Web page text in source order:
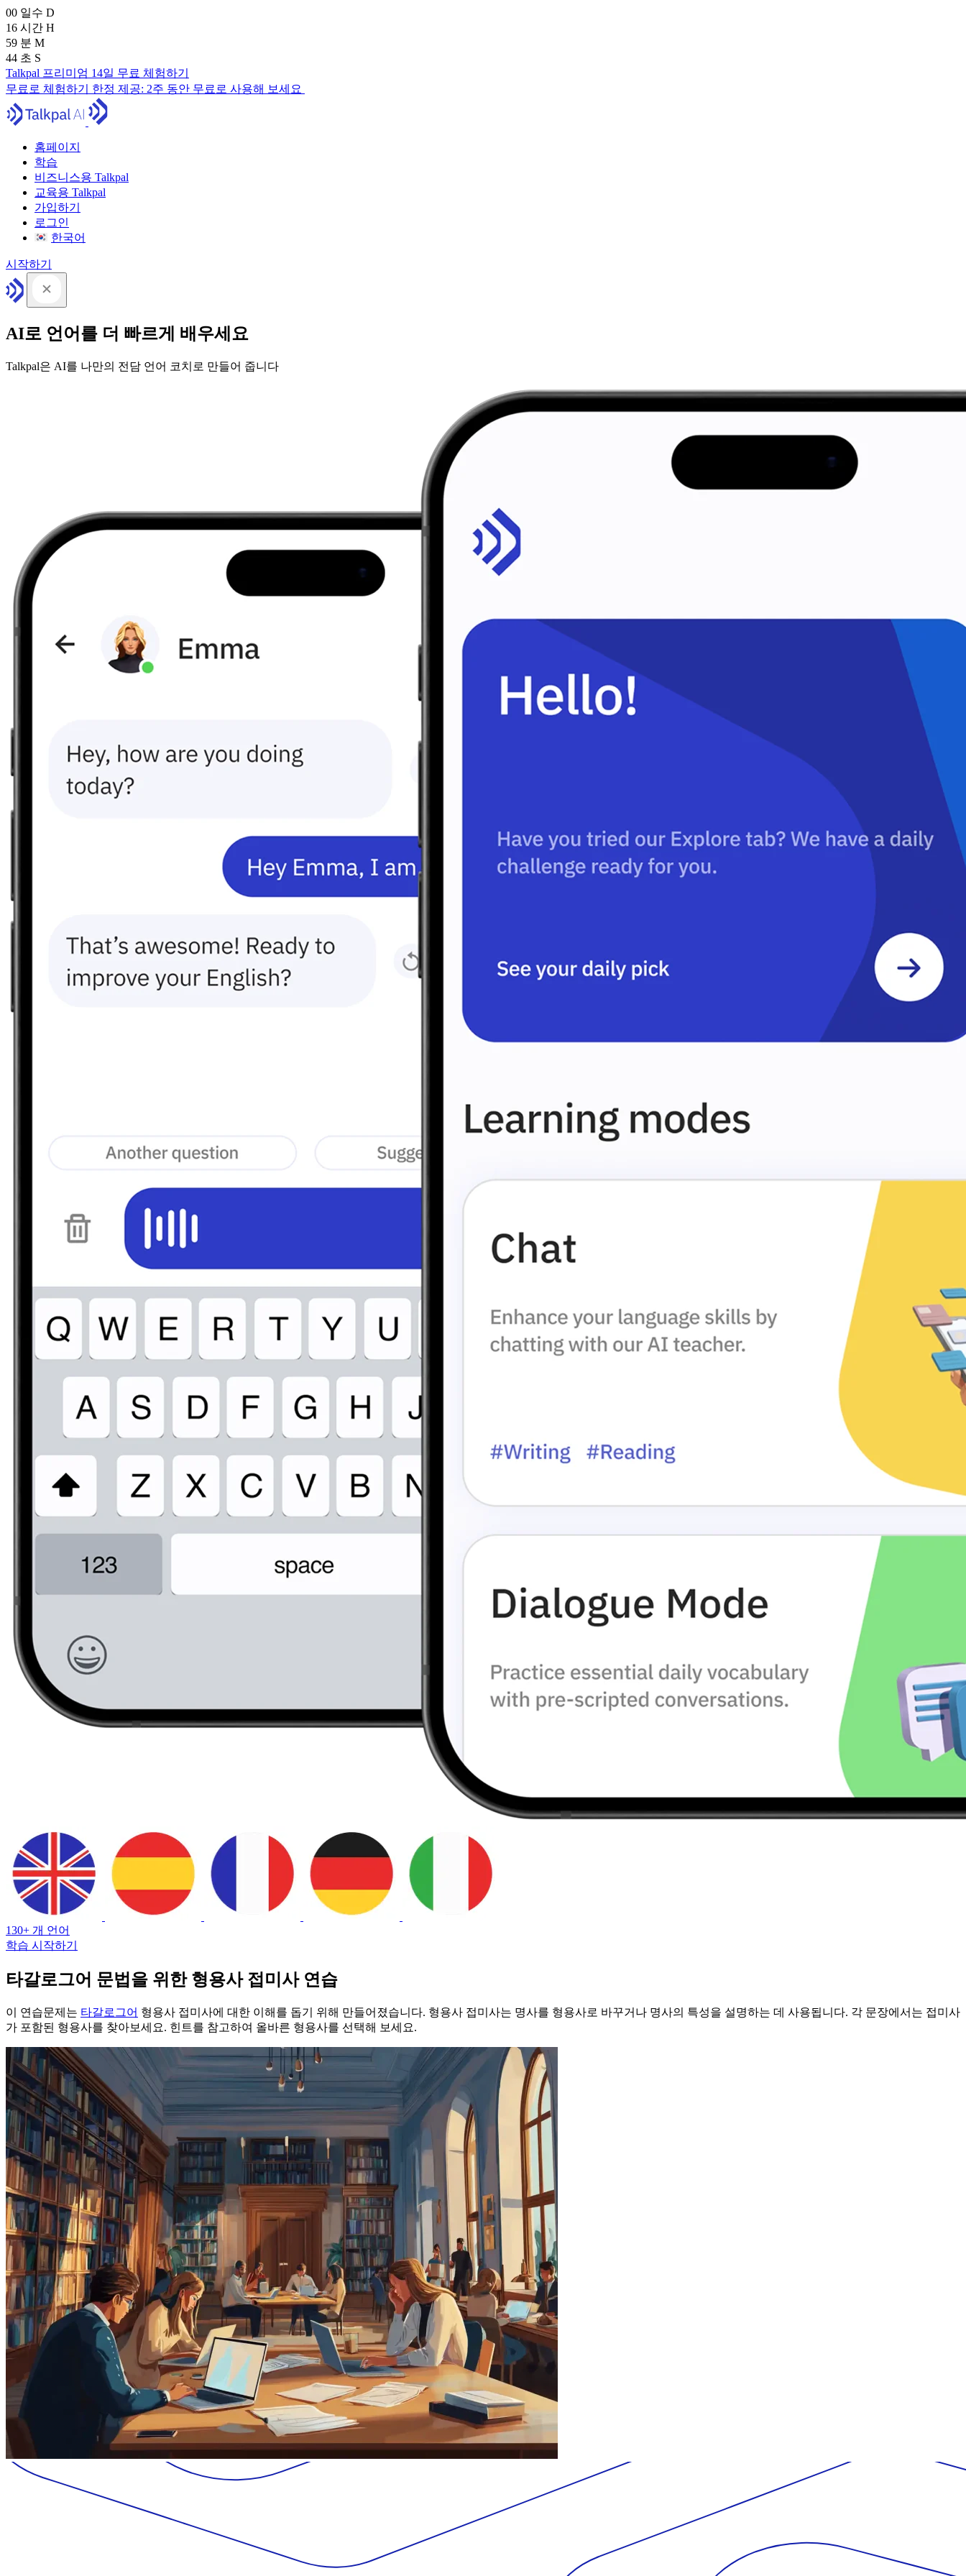
00 일수 D
16 시간 H
59 분 M
43 초 S
Talkpal 프리미엄 14일 무료 체험하기
무료로 체험하기 한정 제공: 2주 동안 무료로 사용해 보세요
홈페이지
학습
비즈니스용 Talkpal
교육용 Talkpal
가입하기
로그인
한국어
시작하기
AI로 언어를 더 빠르게 배우세요
Talkpal은 AI를 나만의 전담 언어 코치로 만들어 줍니다
130+ 개 언어
학습 시작하기
타갈로그어 문법을 위한 형용사 접미사 연습
이 연습문제는 타갈로그어 형용사 접미사에 대한 이해를 돕기 위해 만들어졌습니다. 형용사 접미사는 명사를 형용사로 바꾸거나 명사의 특성을 설명하는 데 사용됩니다. 각 문장에서는 접미사
가 포함된 형용사를 찾아보세요. 힌트를 참고하여 올바른 형용사를 선택해 보세요.